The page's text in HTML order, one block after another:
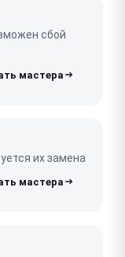
сбой
их замена